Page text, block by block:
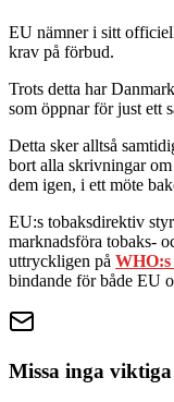
EU nämner i sitt
krav på förbud.
Trots detta har
som öppnar för just ett
Detta sker alltså
bort alla skrivningar
dem igen, i ett möte
EU:s tobaksdirektiv
marknadsföra tobaks-
uttryckligen på WHO:s
bindande för både EU
Missa inga